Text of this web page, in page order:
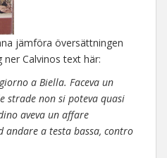
jämföra översättningen
ner Calvinos text här:
a Biella. Faceva un
strade non si poteva quasi
aveva un affare
a testa bassa, contro